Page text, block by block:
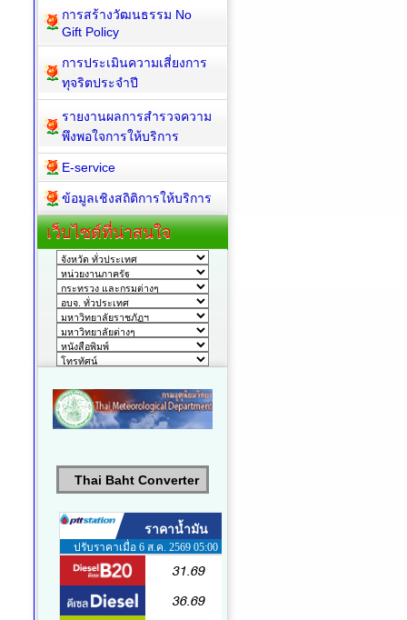
การสร้างวัฒนธรรม No
Gift Policy
การประเมินความเสี่ยงการ
ทุจริตประจำปี
รายงานผลการสำรวจความ
พึงพอใจการให้บริการ
E-service
ข้อมูลเชิงสถิติการให้บริการ
เว็บไซต์ที่น่าสนใจ
Thai Baht Converter